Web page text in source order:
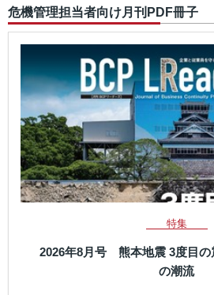
危機管理担当者向け月刊PDF冊子
特集
2026年8月号 熊本地震 3度目の
の潮流